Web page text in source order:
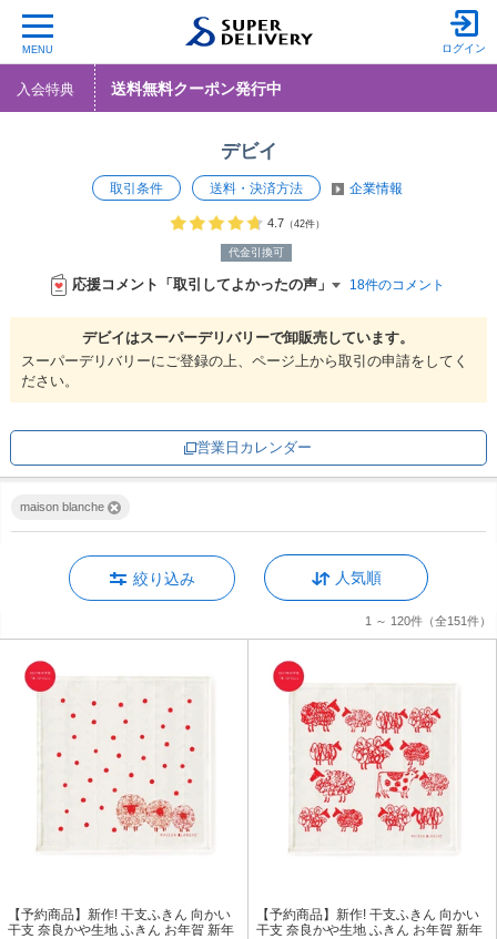
MENU ログイン
入会特典 送料無料クーポン発行中
デビイ
取引条件 送料・決済方法 企業情報
代金引換可
4.7 （42件）
応援コメント「取引してよかったの声」 18件のコメント
デビイはスーパーデリバリーで卸販売しています。
スーパーデリバリーにご登録の上、ページ上から取引の申請をしてく
ださい。
営業日カレンダー
maison blanche
絞り込み 人気順
1 ～ 120件 （全151件）
【予約商品】新作! 干支ふきん 向かい
干支 奈良かや生地 ふきん お年賀 新年
【予約商品】新作! 干支ふきん 向かい
干支 奈良かや生地 ふきん お年賀 新年